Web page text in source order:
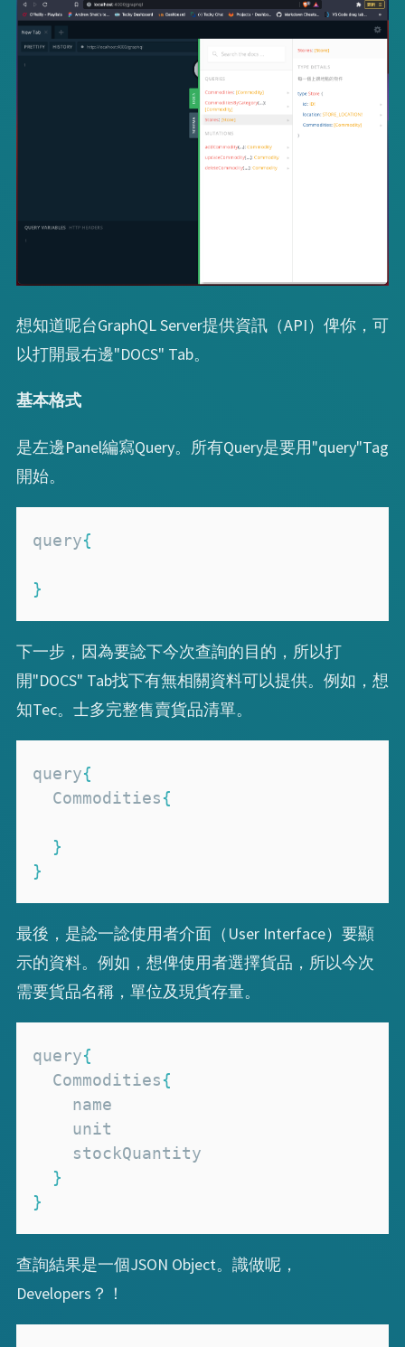
想知道呢台GraphQL Server提供資訊（API）俾你，可
以打開最右邊"DOCS" Tab。
基本格式
是左邊Panel編寫Query。所有Query是要用"query"Tag
開始。
query{
}
下一步，因為要諗下今次查詢的目的，所以打
開"DOCS" Tab找下有無相關資料可以提供。例如，想
知Tec。士多完整售賣貨品清單。
query{
Commodities{
}
}
最後，是諗一諗使用者介面（User Interface）要顯
示的資料。例如，想俾使用者選擇貨品，所以今次
需要貨品名稱，單位及現貨存量。
query{
Commodities{
}
}
查詢結果是一個JSON Object。識做呢，
Developers？！